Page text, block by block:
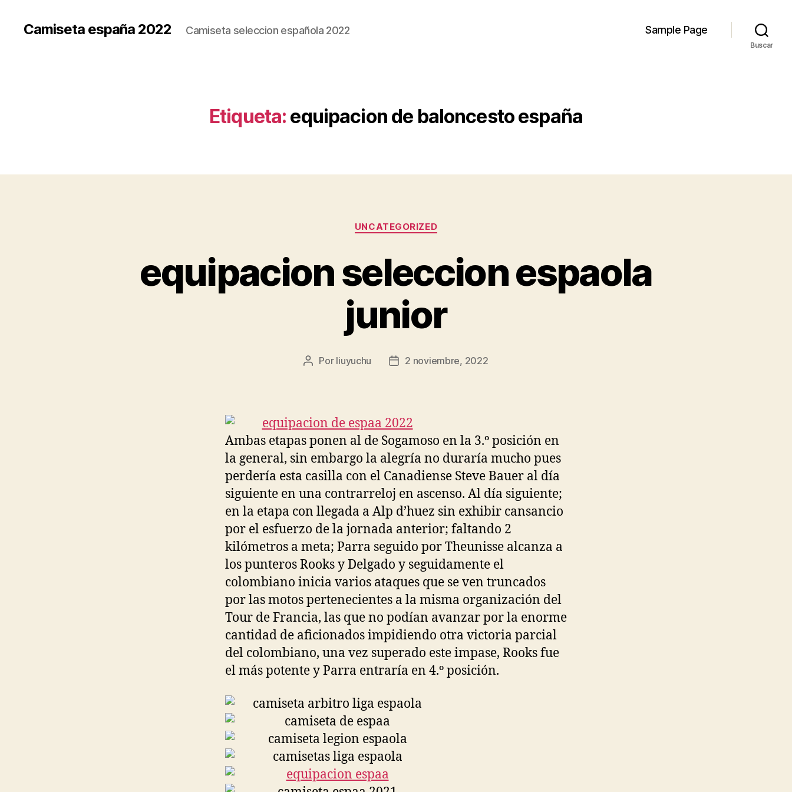
Camiseta españa 2022 Camiseta seleccion española 2022 Sample Page
Buscar
Etiqueta: equipacion de baloncesto españa
Categorías
UNCATEGORIZED
equipacion seleccion espaola
junior
Autor
Por liuyuchu
Fecha2 noviembre, 2022
Ambas etapas ponen al de Sogamoso en la 3.º posición en
la general, sin embargo la alegría no duraría mucho pues
perdería esta casilla con el Canadiense Steve Bauer al día
siguiente en una contrarreloj en ascenso. Al día siguiente;
en la etapa con llegada a Alp d’huez sin exhibir cansancio
por el esfuerzo de la jornada anterior; faltando 2
kilómetros a meta; Parra seguido por Theunisse alcanza a
los punteros Rooks y Delgado y seguidamente el
colombiano inicia varios ataques que se ven truncados
por las motos pertenecientes a la misma organización del
Tour de Francia, las que no podían avanzar por la enorme
cantidad de aficionados impidiendo otra victoria parcial
del colombiano, una vez superado este impase, Rooks fue
el más potente y Parra entraría en 4.º posición.